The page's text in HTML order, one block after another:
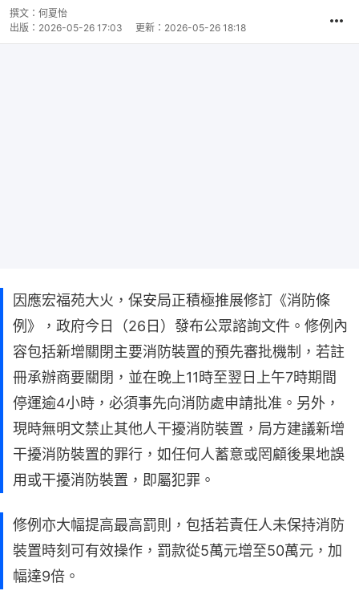
撰文： 何夏怡
出版： 2026-05-26 17:03 更新： 2026-05-26 18:18
因應宏福苑大火，保安局正積極推展修訂《消防條
例》，政府今日（26日）發布公眾諮詢文件。修例內
容包括新增關閉主要消防裝置的預先審批機制，若註
冊承辦商要關閉，並在晚上11時至翌日上午7時期間
停運逾4小時，必須事先向消防處申請批准。另外，
現時無明文禁止其他人干擾消防裝置，局方建議新增
干擾消防裝置的罪行，如任何人蓄意或罔顧後果地誤
用或干擾消防裝置，即屬犯罪。
修例亦大幅提高最高罰則，包括若責任人未保持消防
裝置時刻可有效操作，罰款從5萬元增至50萬元，加
幅達9倍。